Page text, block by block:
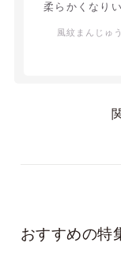
柔らかくなり
から喜んでい
風紋まんじゅ
おすすめの特